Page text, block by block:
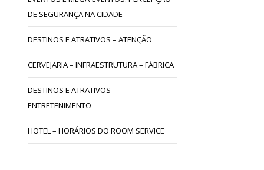
DE SEGURANÇA NA CIDADE
DESTINOS E ATRATIVOS – ATENÇÃO
CERVEJARIA – INFRAESTRUTURA – FÁBRICA
DESTINOS E ATRATIVOS –
ENTRETENIMENTO
HOTEL – HORÁRIOS DO ROOM SERVICE